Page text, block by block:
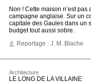
Non ! Cette maison n’est
campagne anglaise. Sur un
capitale des Gaules dans un
budget tout aussi sobre.
Reportage : J. M. Blache
Architecture
LE LONG DE LA VILLAINE